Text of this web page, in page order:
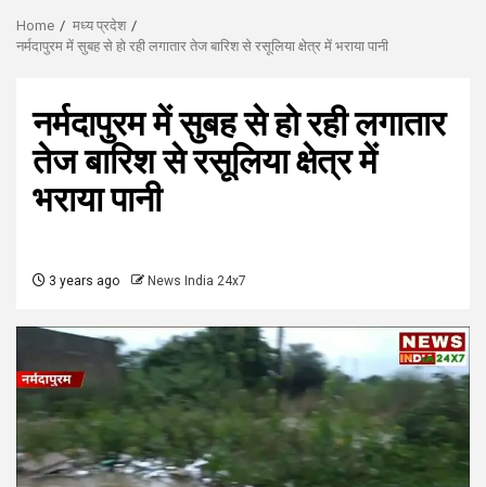
Home
मध्य प्रदेश
नर्मदापुरम में सुबह से हो रही लगातार तेज बारिश से रसूलिया क्षेत्र में भराया पानी
नर्मदापुरम में सुबह से हो रही लगातार
तेज बारिश से रसूलिया क्षेत्र में
भराया पानी
3 years ago News India 24x7